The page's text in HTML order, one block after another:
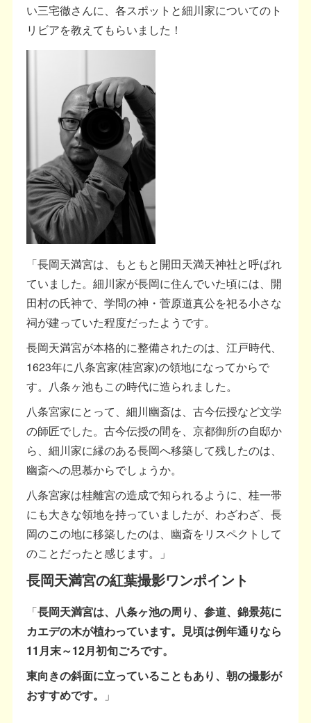
い三宅徹さんに、各スポットと細川家についてのト
リビアを教えてもらいました！
「長岡天満宮は、もともと開田天満天神社と呼ばれ
ていました。細川家が長岡に住んでいた頃には、開
田村の氏神で、学問の神・菅原道真公を祀る小さな
祠が建っていた程度だったようです。
長岡天満宮が本格的に整備されたのは、江戸時代、
1623年に八条宮家(桂宮家)の領地になってからで
す。八条ヶ池もこの時代に造られました。
八条宮家にとって、細川幽斎は、古今伝授など文学
の師匠でした。古今伝授の間を、京都御所の自邸か
ら、細川家に縁のある長岡へ移築して残したのは、
幽斎への思慕からでしょうか。
八条宮家は桂離宮の造成で知られるように、桂一帯
にも大きな領地を持っていましたが、わざわざ、長
岡のこの地に移築したのは、幽斎をリスペクトして
のことだったと感じます。」
長岡天満宮の紅葉撮影ワンポイント
「長岡天満宮は、八条ヶ池の周り、参道、錦景苑に
カエデの木が植わっています。見頃は例年通りなら
11月末～12月初旬ごろです。
東向きの斜面に立っていることもあり、朝の撮影が
おすすめです。
」